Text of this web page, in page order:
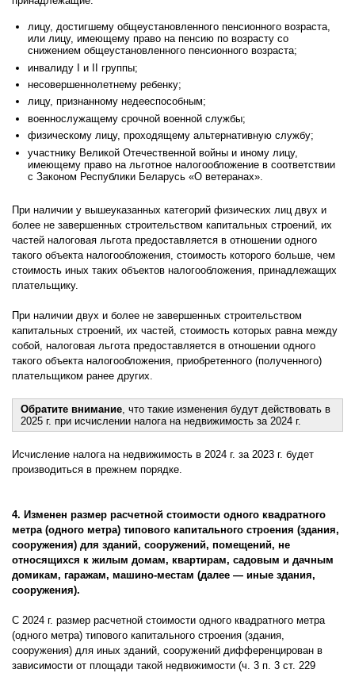
лицу, достигшему общеустановленного пенсионного возраста,
или лицу, имеющему право на пенсию по возрасту со
снижением общеустановленного пенсионного возраста;
инвалиду I и II группы;
несовершеннолетнему ребенку;
лицу, признанному недееспособным;
военнослужащему срочной военной службы;
физическому лицу, проходящему альтернативную службу;
участнику Великой Отечественной войны и иному лицу,
имеющему право на льготное налогообложение в соответствии
с Законом Республики Беларусь «О ветеранах».
При наличии у вышеуказанных категорий физических лиц двух и
более не завершенных строительством капитальных строений, их
частей налоговая льгота предоставляется в отношении одного
такого объекта налогообложения, стоимость которого больше, чем
стоимость иных таких объектов налогообложения, принадлежащих
плательщику.
При наличии двух и более не завершенных строительством
капитальных строений, их частей, стоимость которых равна между
собой, налоговая льгота предоставляется в отношении одного
такого объекта налогообложения, приобретенного (полученного)
плательщиком ранее других.
Обратите внимание, что такие изменения будут действовать в
2025 г. при исчислении налога на недвижимость за 2024 г.
Исчисление налога на недвижимость в 2024 г. за 2023 г. будет
производиться в прежнем порядке.
4. Изменен размер расчетной стоимости одного квадратного
метра (одного метра) типового капитального строения (здания,
сооружения) для зданий, сооружений, помещений, не
относящихся к жилым домам, квартирам, садовым и дачным
домикам, гаражам, машино-местам (далее — иные здания,
сооружения).
С 2024 г. размер расчетной стоимости одного квадратного метра
(одного метра) типового капитального строения (здания,
сооружения) для иных зданий, сооружений дифференцирован в
зависимости от площади такой недвижимости (ч. 3 п. 3 ст. 229